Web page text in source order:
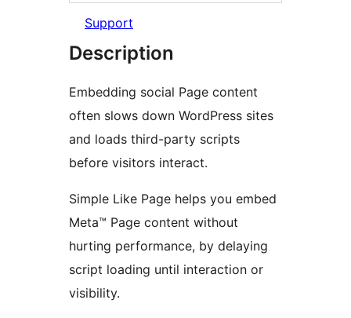
Support
Description
Embedding social Page content
often slows down WordPress sites
and loads third-party scripts
before visitors interact.
Simple Like Page helps you embed
Meta™ Page content without
hurting performance, by delaying
script loading until interaction or
visibility.